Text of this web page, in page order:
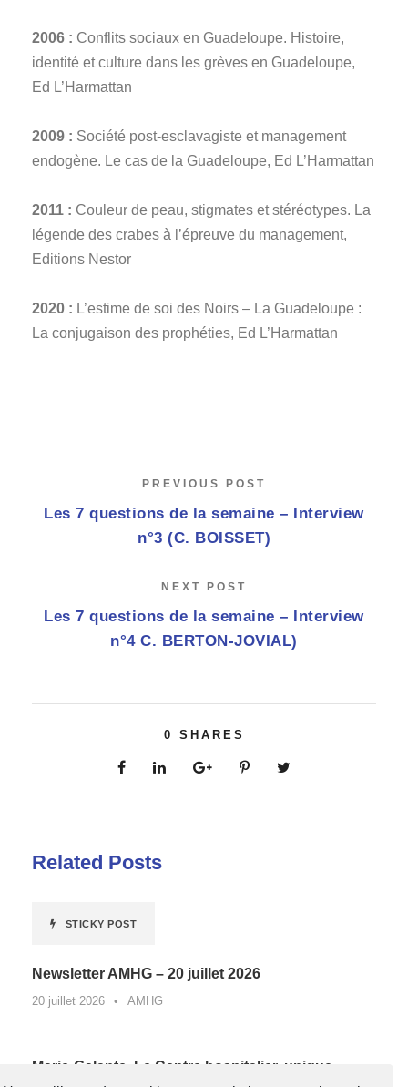
2006 : Conflits sociaux en Guadeloupe. Histoire,
identité et culture dans les grèves en Guadeloupe,
Ed L’Harmattan
2009 : Société post-esclavagiste et management
endogène. Le cas de la Guadeloupe, Ed L’Harmattan
2011 : Couleur de peau, stigmates et stéréotypes. La
légende des crabes à l’épreuve du management,
Editions Nestor
2020 : L’estime de soi des Noirs – La Guadeloupe :
La conjugaison des prophéties, Ed L’Harmattan
PREVIOUS POST
Les 7 questions de la semaine – Interview
n°3 (C. BOISSET)
NEXT POST
Les 7 questions de la semaine – Interview
n°4 C. BERTON-JOVIAL)
0 SHARES
Related Posts
STICKY POST
Newsletter AMHG – 20 juillet 2026
20 juillet 2026 • AMHG
Marie-Galante. Le Centre hospitalier, unique
lauréat de Guadeloupe d’un appel à projets